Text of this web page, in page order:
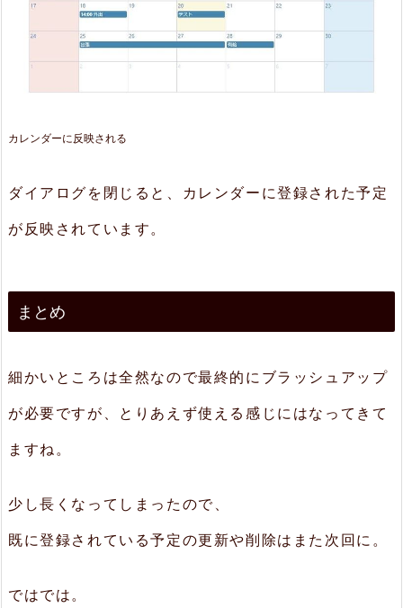
カレンダーに反映される
ダイアログを閉じると、カレンダーに登録された予定
が反映されています。
まとめ
細かいところは全然なので最終的にブラッシュアップ
が必要ですが、とりあえず使える感じにはなってきて
ますね。
少し長くなってしまったので、
既に登録されている予定の更新や削除はまた次回に。
ではでは。